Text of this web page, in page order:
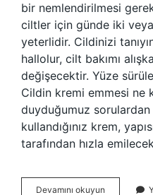
bir nemlendirilmesi
ciltler için günde iki
yeterlidir. Cildinizi
hallolur, cilt bakımı
değişecektir. Yüze
Cildin kremi emmesi ne
duyduğumuz
kullandığınız krem,
tarafından hızla
Devamını okuyun